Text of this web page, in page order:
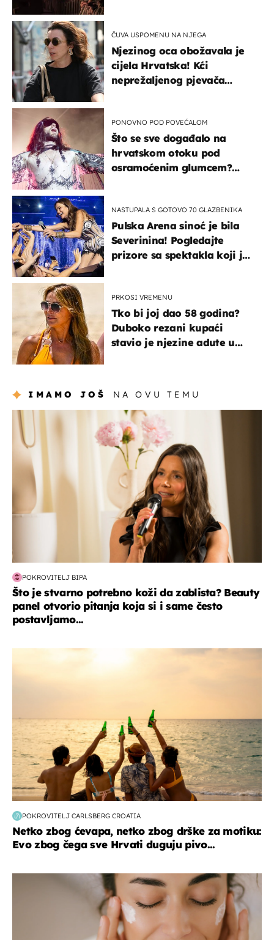
ČUVA USPOMENU NA NJEGA
Njezinog oca obožavala je
cijela Hrvatska! Kći
neprežaljenog pjevača
PONOVNO POD POVEĆALOM
Što se sve događalo na
hrvatskom otoku pod
osramoćenim glumcem?
NASTUPALA S GOTOVO 70 GLAZBENIKA
Pulska Arena sinoć je bila
Severinina! Pogledajte
prizore sa spektakla koji je
PRKOSI VREMENU
Tko bi joj dao 58 godina?
Duboko rezani kupaći
stavio je njezine adute u
IMAMO JOŠ NA OVU TEMU
moda & ljepota
POKROVITELJ BIPA
Što je stvarno potrebno koži da zablista? Beauty
panel otvorio pitanja koja si i same često
postavljamo...
POKROVITELJ CARLSBERG CROATIA
Netko zbog ćevapa, netko zbog drške za motiku:
Evo zbog čega sve Hrvati duguju pivo...
moda & ljepota